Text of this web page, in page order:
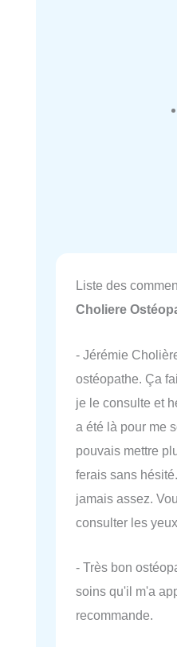
Liste des
Choliere
- Jérémie
ostéopathe. Ça
je le consulte et
a été là pour me
pouvais mettre
ferais sans
jamais assez.
consulter les
- Très bon
soins qu'il m'a
recommande.